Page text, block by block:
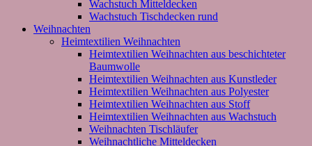
Wachstuch Mitteldecken
Wachstuch Tischdecken rund
Weihnachten
Heimtextilien Weihnachten
Heimtextilien Weihnachten aus beschichteter
Baumwolle
Heimtextilien Weihnachten aus Kunstleder
Heimtextilien Weihnachten aus Polyester
Heimtextilien Weihnachten aus Stoff
Heimtextilien Weihnachten aus Wachstuch
Weihnachten Tischläufer
Weihnachtliche Mitteldecken